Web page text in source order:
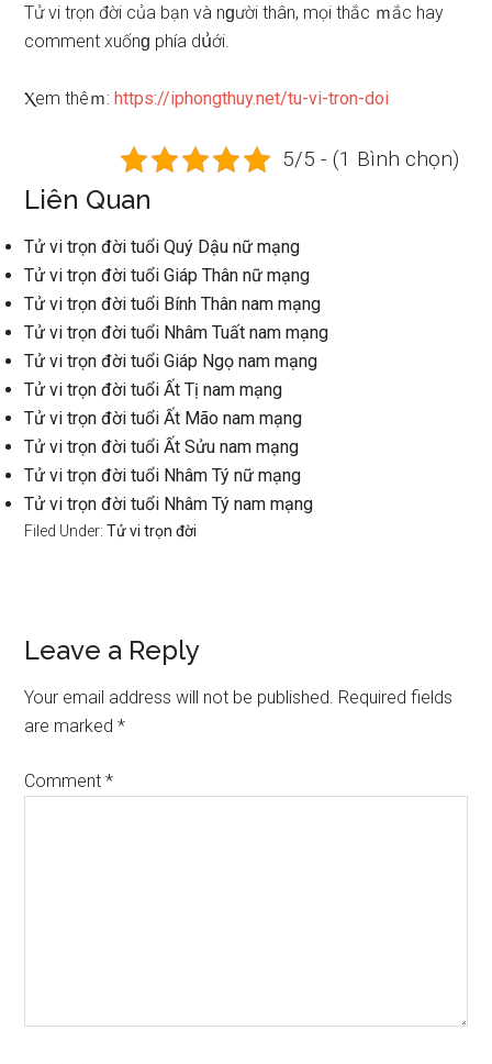
Tử vi trọn đời của bạn và nɡười thân, mọi thắc ｍắc hay
comment xuốnɡ phía dս͗ới.
Ⲭem thêｍ:https://iphongthuy.net/tu-vi-tron-doi
5/5 - (1 Bình chọn)
Liên Quan
Tử vi trọn đời tuổi Quý Dậu nữ mạng
Tử vi trọn đời tuổi Giáp Thân nữ mạng
Tử vi trọn đời tuổi Bính Thân nam mạng
Tử vi trọn đời tuổi Nhâm Tuất nam mạng
Tử vi trọn đời tuổi Giáp Ngọ nam mạng
Tử vi trọn đời tuổi Ất Tị nam mạng
Tử vi trọn đời tuổi Ất Mão nam mạng
Tử vi trọn đời tuổi Ất Sửu nam mạng
Tử vi trọn đời tuổi Nhâm Tý nữ mạng
Tử vi trọn đời tuổi Nhâm Tý nam mạng
Filed Under:Tử vi trọn đời
Reader
Interactions
Leave a Reply
Your email address will not be published. Required fields
are marked*
Comment*